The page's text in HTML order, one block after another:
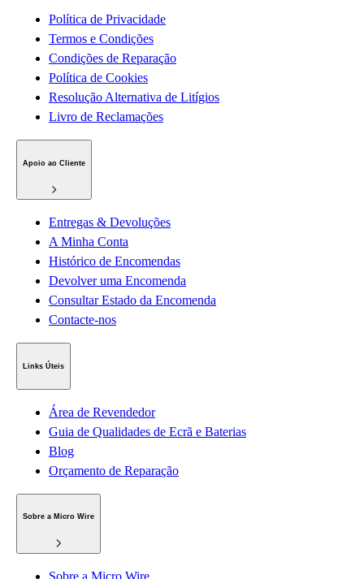
Política de Privacidade
Termos e Condições
Condições de Reparação
Política de Cookies
Resolução Alternativa de Litígios
Livro de Reclamações
Apoio ao Cliente
Entregas & Devoluções
A Minha Conta
Histórico de Encomendas
Devolver uma Encomenda
Consultar Estado da Encomenda
Contacte-nos
Links Úteis
Área de Revendedor
Guia de Qualidades de Ecrã e Baterias
Blog
Orçamento de Reparação
Sobre a Micro Wire
Sobre a Micro Wire